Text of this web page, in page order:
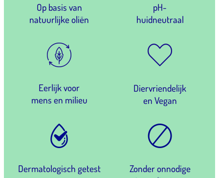
Op basis van
natuurlijke oliën
pH-
huidneutraal
Eerlijk voor
mens en milieu
Diervriendelijk
en Vegan
Dermatologisch getest
Zonder onnodige